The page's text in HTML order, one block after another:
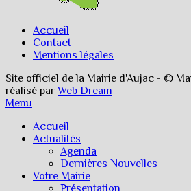
Accueil
Contact
Mentions légales
Site officiel de la Mairie d'Aujac - ©
réalisé parWeb Dream
Menu
Accueil
Actualités
Agenda
Dernières Nouvelles
Votre Mairie
Présentation